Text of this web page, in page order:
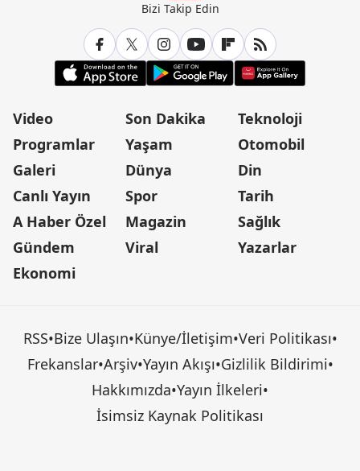
Bizi Takip Edin
Video
Programlar
Galeri
Canlı Yayın
A Haber Özel
Gündem
Ekonomi
Son Dakika
Yaşam
Dünya
Spor
Magazin
Viral
Teknoloji
Otomobil
Din
Tarih
Sağlık
Yazarlar
RSS•Bize Ulaşın•Künye/İletişim•Veri Politikası•
Frekanslar•Arşiv•Yayın Akışı•Gizlilik Bildirimi•
Hakkımızda•Yayın İlkeleri•
İsimsiz Kaynak Politikası